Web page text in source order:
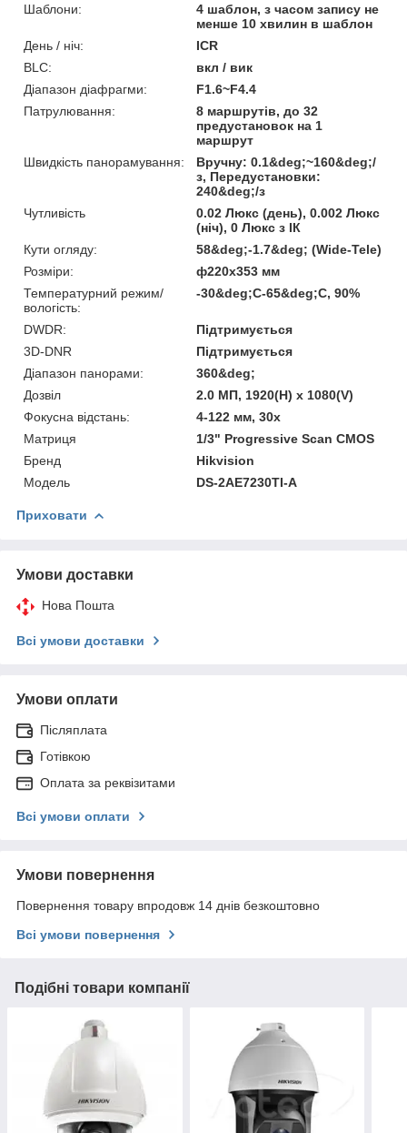
Шаблони:
4 шаблон, з часом запису не
менше 10 хвилин в шаблон
День / ніч:
ICR
BLC:
вкл / вик
Діапазон діафрагми:
F1.6~F4.4
Патрулювання:
8 маршрутів, до 32
предустановок на 1
маршрут
Швидкість панорамування:
Вручну: 0.1&deg;~160&deg;/
з, Передустановки:
240&deg;/з
Чутливість
0.02 Люкс (день), 0.002 Люкс
(ніч), 0 Люкс з ІК
Кути огляду:
58&deg;-1.7&deg; (Wide-Tele)
Розміри:
ф220х353 мм
Температурний режим/
вологість:
-30&deg;C-65&deg;C, 90%
DWDR:
Підтримується
3D-DNR
Підтримується
Діапазон панорами:
360&deg;
Дозвіл
2.0 МП, 1920(H) x 1080(V)
Фокусна відстань:
4-122 мм, 30x
Матриця
1/3" Progressive Scan CMOS
Бренд
Hikvision
Модель
DS-2AE7230TI-A
Приховати
Умови доставки
Нова Пошта
Всі умови доставки
Умови оплати
Післяплата
Готівкою
Оплата за реквізитами
Всі умови оплати
Умови повернення
Повернення товару впродовж 14 днів безкоштовно
Всі умови повернення
Подібні товари компанії